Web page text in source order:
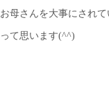
お母さんを大事にされ
って思います(^^)